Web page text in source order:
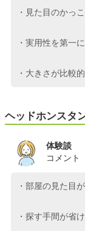
・見た目のかっ
・実用性を第一
・大きさが比較
ヘッドホンスタ
体験談
コメント
・部屋の見た目
・探す手間が省